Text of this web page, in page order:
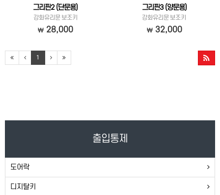
그리핀2 (단문용)
강화유리문 보조키
28,000
그리핀3 (양문용)
강화유리문 보조키
32,000
1
출입통제
도어락
디지탈키